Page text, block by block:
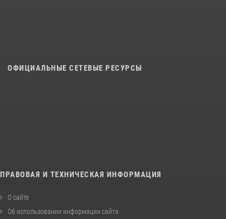
ОФИЦИАЛЬНЫЕ СЕТЕВЫЕ РЕСУРСЫ
ПРАВОВАЯ И ТЕХНИЧЕСКАЯ ИНФОРМАЦИЯ
О сайте
Об использовании информации сайта